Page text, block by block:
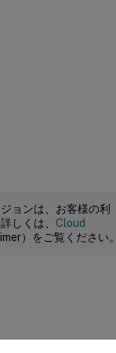
ョンは、お客様の利
しくは、 Cloud
）をご覧ください。